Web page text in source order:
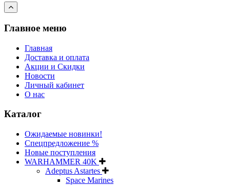
Главное меню
Главная
Доставка и оплата
Акции и Скидки
Новости
Личный кабинет
О нас
Каталог
Ожидаемые новинки!
Спецпредложение %
Новые поступления
WARHAMMER 40K
Adeptus Astartes
Space Marines